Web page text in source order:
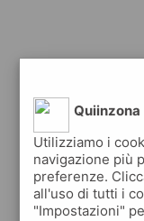
previsioni
domenica 09
12:00
Quiinzona
Utilizziamo i
navigazione più
preferenze.
all'uso di tutti i
"Impostazioni"